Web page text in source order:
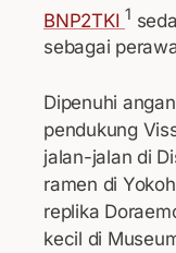
BNP2TKI 1
sebagai
Dipenuhi
pendukung
jalan-jalan di
ramen di
replika
kecil di